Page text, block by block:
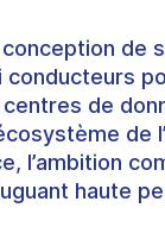
de
de
de
l’ambition
haute